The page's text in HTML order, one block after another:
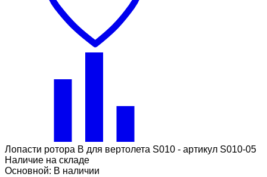
Лопасти ротора B для вертолета S010 - артикул S010-05
Наличие на складе
Основной: В наличии